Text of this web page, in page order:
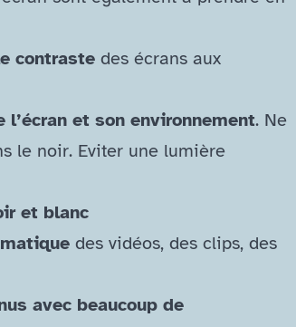
contraste des écrans aux
et son environnement. Ne
le noir. Eviter une lumière
et blanc
des vidéos, des clips, des
avec beaucoup de